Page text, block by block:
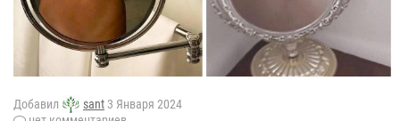
Добавил sant 3 Января 2024